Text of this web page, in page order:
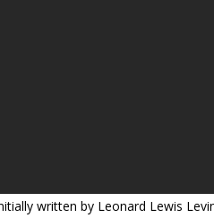
written by Leonard Lewis